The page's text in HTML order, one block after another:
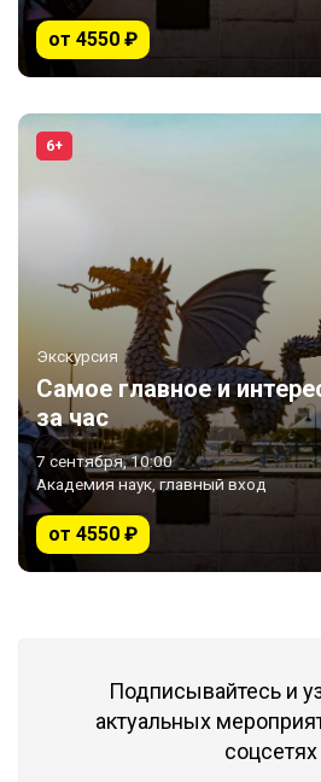
от 4550 ₽
6+
Экскурсия
Самое главное и
за час
7 сентября, 10:00
Академия наук, главный вход
от 4550 ₽
Подписывайтесь и
актуальных
соцсетях